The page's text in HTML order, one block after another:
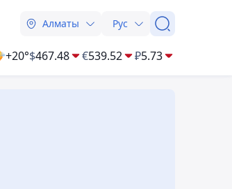
Алматы Рус
+20°$467.48 €539.52 ₽5.73